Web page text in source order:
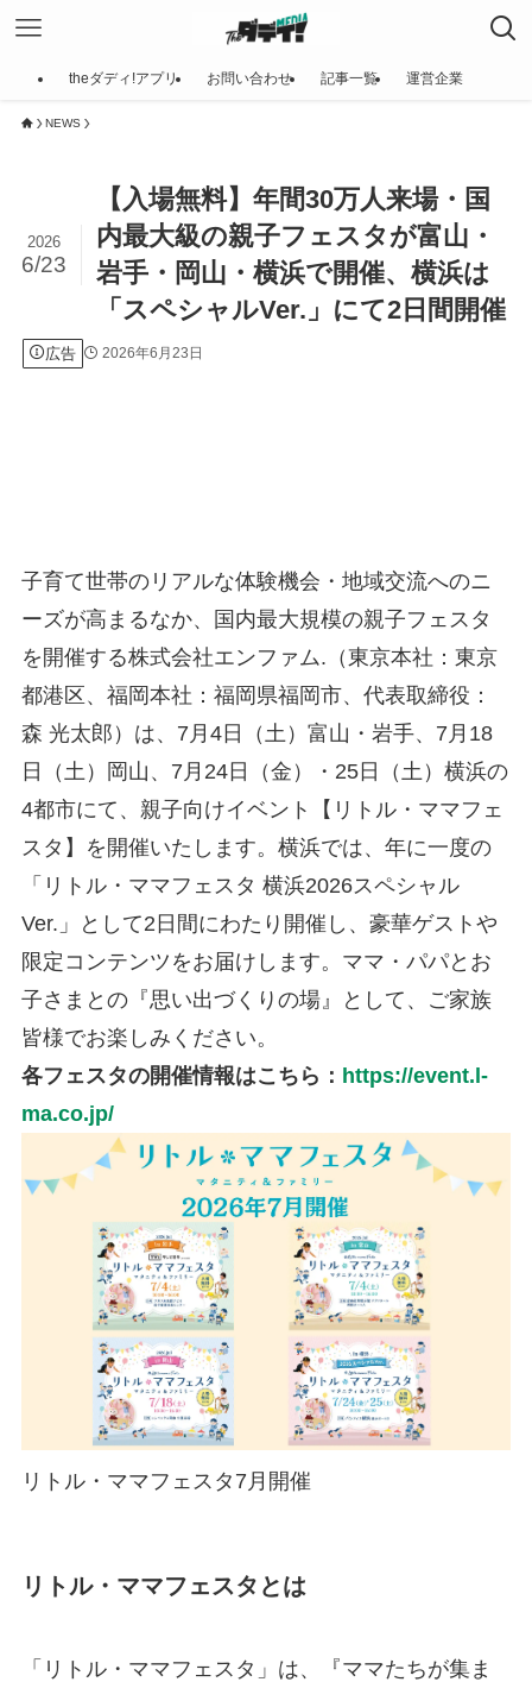
theダディ!アプリ お問い合わせ 記事一覧 運営企業
NEWS
【入場無料】年間30万人来場・国
内最大級の親子フェスタが富山・
岩手・岡山・横浜で開催、横浜は
「スペシャルVer.」にて2日間開催
2026
6/23
広告 2026年6月23日
子育て世帯のリアルな体験機会・地域交流へのニ
ーズが高まるなか、国内最大規模の親子フェスタ
を開催する株式会社エンファム.（東京本社：東京
都港区、福岡本社：福岡県福岡市、代表取締役：
森 光太郎）は、7月4日（土）富山・岩手、7月18
日（土）岡山、7月24日（金）・25日（土）横浜の
4都市にて、親子向けイベント【リトル・ママフェ
スタ】を開催いたします。横浜では、年に一度の
「リトル・ママフェスタ 横浜2026スペシャル
Ver.」として2日間にわたり開催し、豪華ゲストや
限定コンテンツをお届けします。ママ・パパとお
子さまとの『思い出づくりの場』として、ご家族
皆様でお楽しみください。
各フェスタの開催情報はこちら： https://event.l-
ma.co.jp/
リトル・ママフェスタ7月開催
リトル・ママフェスタとは
「リトル・ママフェスタ」は、『ママたちが集ま